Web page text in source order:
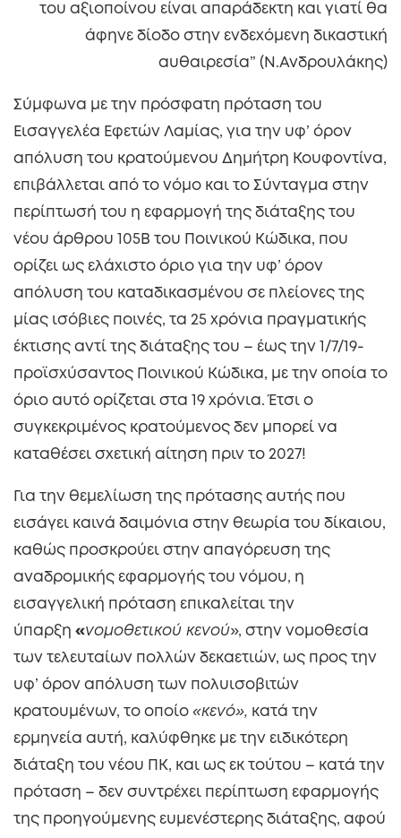
του αξιοποίνου είναι απαράδεκτη και γιατί θα
άφηνε δίοδο στην ενδεχόμενη δικαστική
αυθαιρεσία” (Ν.Ανδρουλάκης)
Σύμφωνα με την πρόσφατη πρόταση του
Εισαγγελέα Εφετών Λαμίας, για την υφ’ όρον
απόλυση του κρατούμενου Δημήτρη Κουφοντίνα,
επιβάλλεται από το νόμο και το Σύνταγμα στην
περίπτωσή του η εφαρμογή της διάταξης του
νέου άρθρου 105Β του Ποινικού Κώδικα, που
ορίζει ως ελάχιστο όριο για την υφ’ όρον
απόλυση του καταδικασμένου σε πλείονες της
μίας ισόβιες ποινές, τα 25 χρόνια πραγματικής
έκτισης αντί της διάταξης του – έως την 1/7/19-
προϊσχύσαντος Ποινικού Κώδικα, με την οποία το
όριο αυτό ορίζεται στα 19 χρόνια. Έτσι ο
συγκεκριμένος κρατούμενος δεν μπορεί να
καταθέσει σχετική αίτηση πριν το 2027!
Για την θεμελίωση της πρότασης αυτής που
εισάγει καινά δαιμόνια στην θεωρία του δίκαιου,
καθώς προσκρούει στην απαγόρευση της
αναδρομικής εφαρμογής του νόμου, η
εισαγγελική πρόταση επικαλείται την
ύπαρξη «νομοθετικού κενού», στην νομοθεσία
των τελευταίων πολλών δεκαετιών, ως προς την
υφ’ όρον απόλυση των πολυισοβιτών
κρατουμένων, το οποίο «κενό», κατά την
ερμηνεία αυτή, καλύφθηκε με την ειδικότερη
διάταξη του νέου ΠΚ, και ως εκ τούτου – κατά την
πρόταση – δεν συντρέχει περίπτωση εφαρμογής
της προηγούμενης ευμενέστερης διάταξης, αφού